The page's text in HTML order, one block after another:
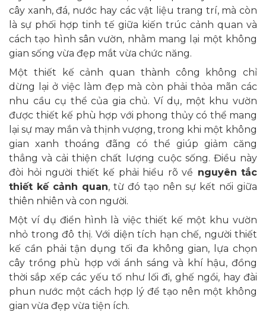
cây xanh, đá, nước hay các vật liệu trang trí, mà còn
là sự phối hợp tinh tế giữa kiến trúc cảnh quan và
cách tạo hình sân vườn, nhằm mang lại một không
gian sống vừa đẹp mắt vừa chức năng.
Một thiết kế cảnh quan thành công không chỉ
dừng lại ở việc làm đẹp mà còn phải thỏa mãn các
nhu cầu cụ thể của gia chủ. Ví dụ, một khu vườn
được thiết kế phù hợp với phong thủy có thể mang
lại sự may mắn và thịnh vượng, trong khi một không
gian xanh thoáng đãng có thể giúp giảm căng
thẳng và cải thiện chất lượng cuộc sống. Điều này
đòi hỏi người thiết kế phải hiểu rõ về nguyên tắc
thiết kế cảnh quan, từ đó tạo nên sự kết nối giữa
thiên nhiên và con người.
Một ví dụ điển hình là việc thiết kế một khu vườn
nhỏ trong đô thị. Với diện tích hạn chế, người thiết
kế cần phải tận dụng tối đa không gian, lựa chọn
cây trồng phù hợp với ánh sáng và khí hậu, đồng
thời sắp xếp các yếu tố như lối đi, ghế ngồi, hay đài
phun nước một cách hợp lý để tạo nên một không
gian vừa đẹp vừa tiện ích.